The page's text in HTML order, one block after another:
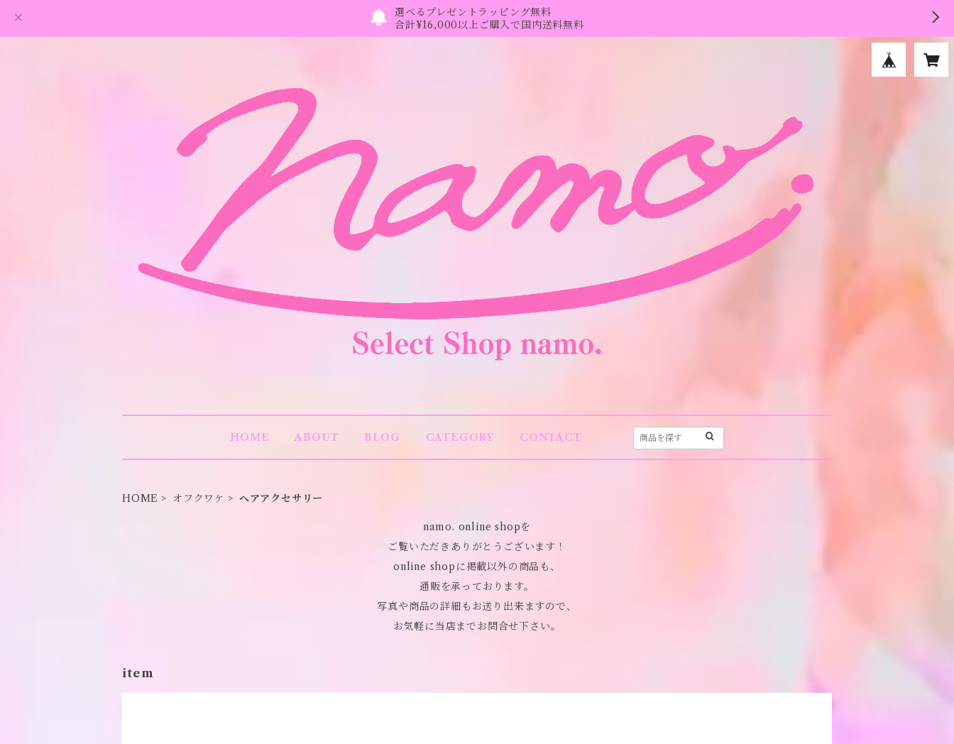
選べるプレゼントラッピング無料
合計¥16,000以上ご購入で国内送料無料
HOME ABOUT BLOG CATEGORY CONTACT
HOME オフクワケ ヘアアクセサリー
namo. online shopを
ご覧いただきありがとうございます！
online shopに掲載以外の商品も、
通販を承っております。
写真や商品の詳細もお送り出来ますので、
お気軽に当店までお問合せ下さい。
item